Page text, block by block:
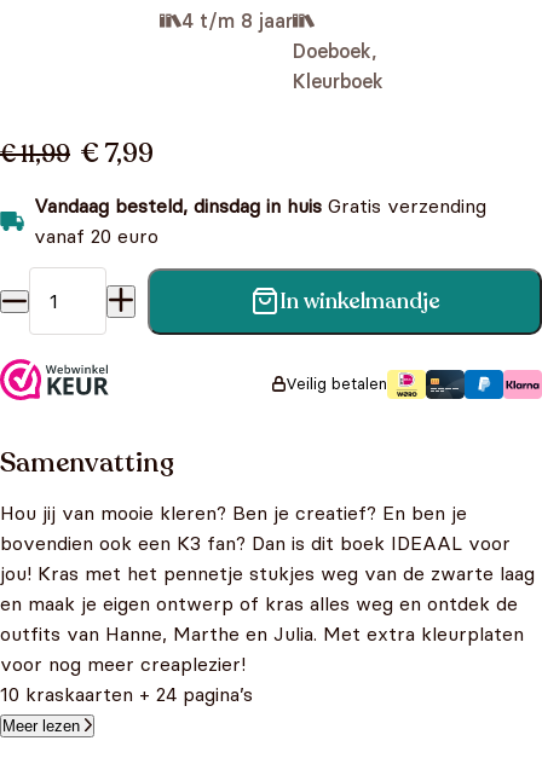
4 t/m 8 jaar
Doeboek,
Kleurboek
€ 11,99 € 7,99
Vandaag besteld, dinsdag in huis Gratis verzending
vanaf 20 euro
K3 - Kras en verras je - Met krasplaten, kraspen en
In winkelmandje
Veilig betalen
Samenvatting
Hou jij van mooie kleren? Ben je creatief? En ben je
bovendien ook een K3 fan? Dan is dit boek IDEAAL voor
jou! Kras met het pennetje stukjes weg van de zwarte laag
en maak je eigen ontwerp of kras alles weg en ontdek de
outfits van Hanne, Marthe en Julia. Met extra kleurplaten
voor nog meer creaplezier!
10 kraskaarten + 24 pagina’s
Meer lezen